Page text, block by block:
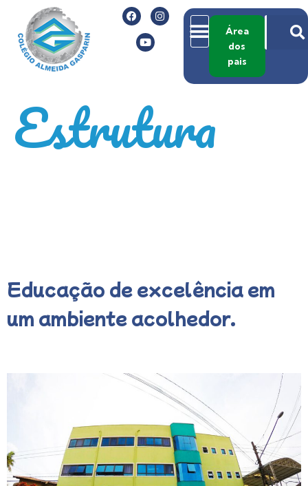
Área
dos
pais
Estrutura
Educação de excelência em
um ambiente acolhedor.